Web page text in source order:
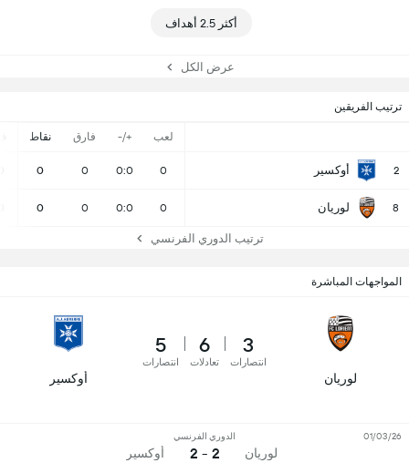
أكثر 2.5 أهداف
عرض الكل
ترتيب الفريقين
لعب +/- فارق نقاط
2 أوكسير 0
0:0
0
0
8 لوريان 0
0:0
0
0
ترتيب الدوري الفرنسي
المواجهات المباشرة
لوريان
3
انتصارات
6
تعادلات
5
انتصارات
أوكسير
لوريان
الدوري الفرنسي
2 - 2 أوكسير
01/03/26